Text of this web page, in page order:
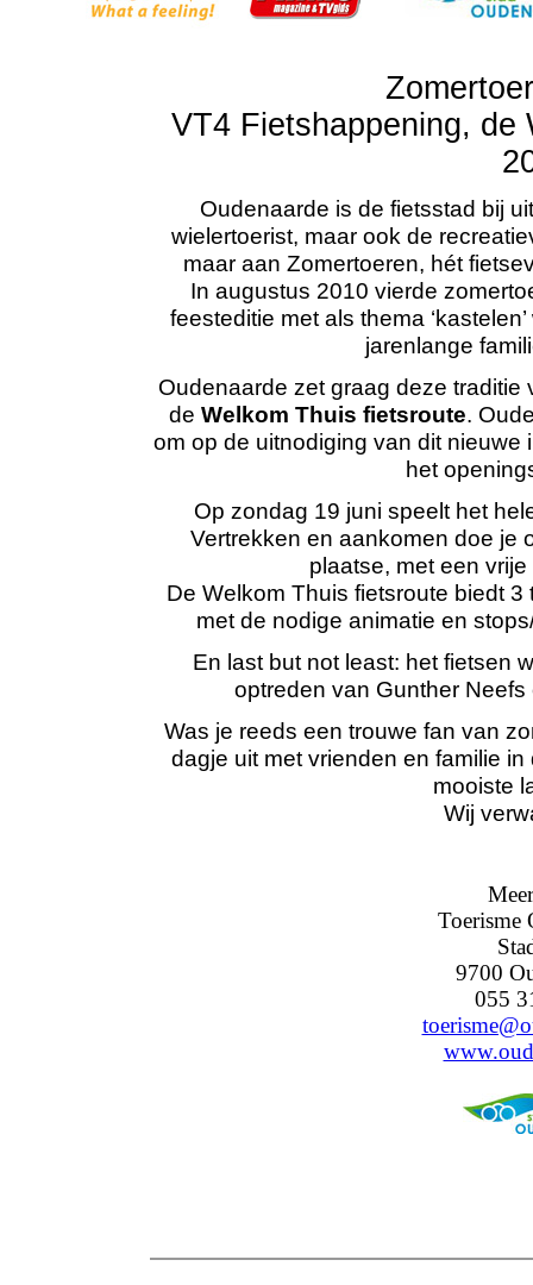
VT4 Fietshappening, de
Oudenaarde is de fietsstad bij
wielertoerist, maar ook de
maar aan Zomertoeren, hét
In augustus 2010 vierde
feesteditie met als thema
jarenlange
Oudenaarde zet graag deze
de Welkom Thuis fietsroute.
om op de uitnodiging van dit nieuwe
het
Op zondag 19 juni speelt het
Vertrekken en aankomen doe je
plaatse, met een
De Welkom Thuis fietsroute biedt
met de nodige animatie en
En last but not least: het fietsen
optreden van Gunther
Was je reeds een trouwe fan van
dagje uit met vrienden en familie
mooiste
Wij
Toerisme
9700
055